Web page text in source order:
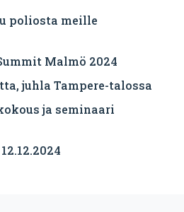
poliosta meille
Malmö 2024
juhla Tampere-talossa
ja seminaari